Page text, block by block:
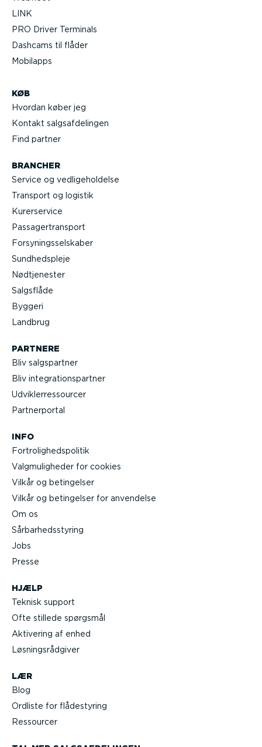
LINK
PRO Driver Terminals
Dashcams til flåder
Mobilapps
KØB
Hvordan køber jeg
Kontakt salgs­af­de­lingen
Find partner
BRANCHER
Service og vedli­ge­hol­delse
Transport og logistik
Kurer­service
Passa­ger­transport
Forsy­nings­sel­skaber
Sundheds­pleje
Nødtje­nester
Salgsflåde
Byggeri
Landbrug
HJÆLP
Teknisk support
Ofte stillede spørgsmål
Aktivering af enhed
Løsnings­rå­d­giver
LÆR
Blog
Ordliste for flådestyring
Ressourcer
PARTNERE
Bliv salgs­partner
Bliv integra­tions­partner
Udvik­lerre­s­sourcer
Partner­portal
INFO
Fortro­lig­heds­po­litik
Valgmu­lig­heder for cookies
Vilkår og betingelser
Vilkår og betingelser for anvendelse
Om os
Sårbar­heds­styring
Jobs
Presse